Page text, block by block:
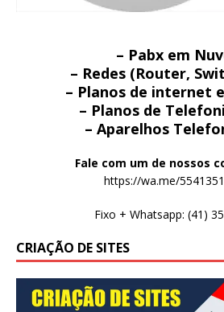
– Pabx em
– Redes (Router,
– Planos de internet
– Planos de
– Aparelhos
Fale com um de nossos
https://wa.me/
Fixo + Whatsapp: (41)
CRIAÇÃO DE SITES